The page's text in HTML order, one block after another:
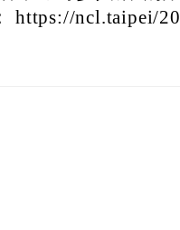
https://ncl.taipei/20